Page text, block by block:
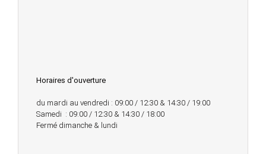
Horaires d'ouverture
du mardi au vendredi : 09:00 / 12:30 & 14:30 / 19:00
Samedi : 09:00 / 12:30 & 14:30 / 18:00
Fermé dimanche & lundi